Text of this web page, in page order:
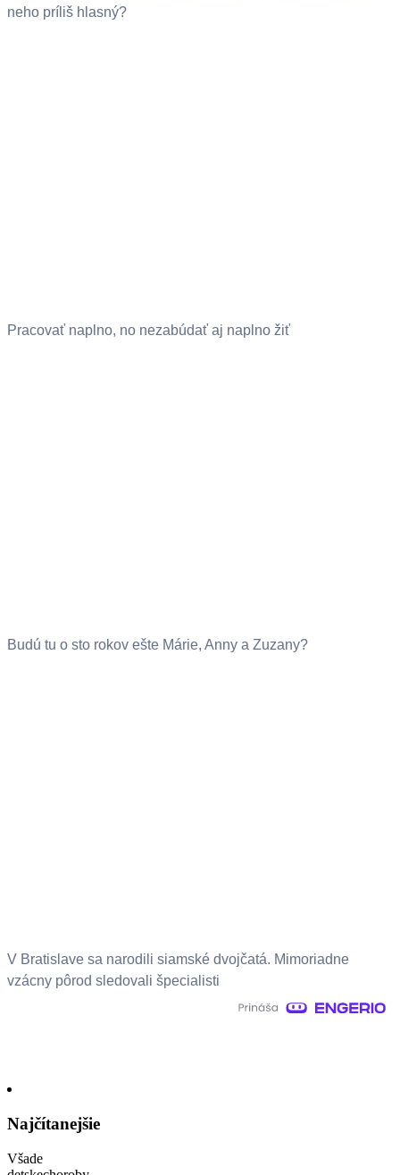
neho príliš hlasný?
Pracovať naplno, no nezabúdať aj naplno žiť
Budú tu o sto rokov ešte Márie, Anny a Zuzany?
V Bratislave sa narodili siamské dvojčatá. Mimoriadne
vzácny pôrod sledovali špecialisti
Najčítanejšie
Všade